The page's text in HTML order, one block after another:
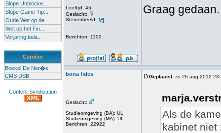
Slope Unblocke...
Slope Game Tip...
Oude Wet op de...
Wet op het Fin...
Verjaring bela...
Carrière
Boekel De Ner�e
CMS DSB
Content Syndication
Leeftijd: 45
Geslacht:
Sterrenbeeld:
Berichten: 1100
Graag gedaan.
bona fides
Geslacht:
Studieomgeving (BA): UL
Studieomgeving (MA): UL
Berichten: 22922
Geplaatst: zo 26 aug 2012
Als de
kabinet niet